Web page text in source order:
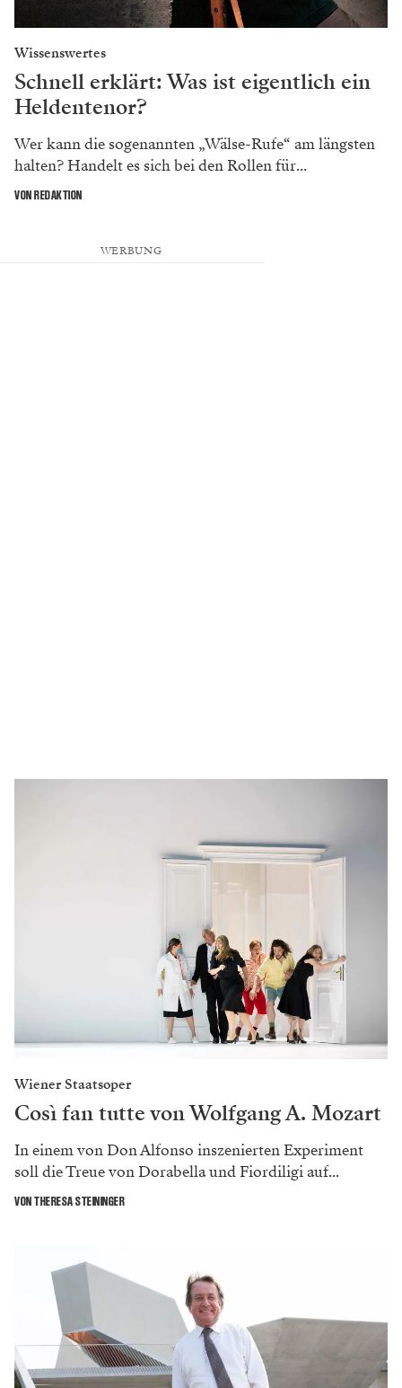
Wissenswertes
Schnell erklärt: Was ist eigentlich ein
Heldentenor?
Wer kann die sogenannten „Wälse-Rufe“ am längsten
halten? Handelt es sich bei den Rollen für...
VON REDAKTION
WERBUNG
Wiener Staatsoper
Così fan tutte von Wolfgang A. Mozart
In einem von Don Alfonso inszenierten Experiment
soll die Treue von Dorabella und Fiordiligi auf...
VON THERESA STEININGER